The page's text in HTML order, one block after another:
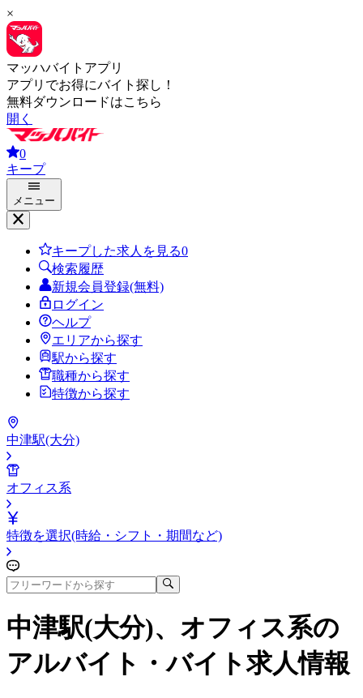
×
マッハバイトアプリ
アプリでお得にバイト探し！
無料ダウンロードはこちら
開く
0
キープ
メニュー
キープした求人を見る0
検索履歴
新規会員登録(無料)
ログイン
ヘルプ
エリアから探す
駅から探す
職種から探す
特徴から探す
中津駅(大分)
オフィス系
特徴を選択(時給・シフト・期間など)
中津駅(大分)、オフィス系の
アルバイト・バイト求人情報